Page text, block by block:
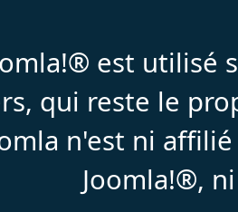
est
qui reste le
n'est ni
Joomla!®,